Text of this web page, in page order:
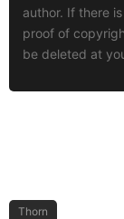
author. If there
proof of
be deleted at
Thorn